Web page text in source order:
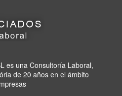
es una Consultoría Laboral,
de 20 años en el ámbito